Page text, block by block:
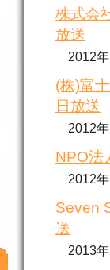
株式会
放送
2012
(株)富
日放送
2012
NPO法
2012
Seven
送
2013